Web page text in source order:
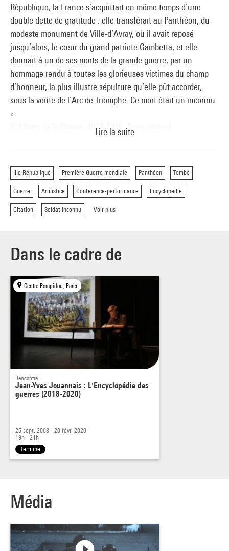
République, la France s’acquittait en même temps d’une
double dette de gratitude : elle transférait au Panthéon, du
modeste monument de Ville-d’Avray, où il avait reposé
jusqu’alors, le cœur du grand patriote Gambetta, et elle
donnait à un de ses morts de la grande guerre, par un
hommage rendu à toutes les glorieuses victimes du champ
d’honneur, la plus illustre sépulture qu’elle pût accorder,
sous la voûte de l’Arc de Triomphe. Ce mort était un inconnu.
»
(L’Album de la Guerre, 1914-1919, Tome second,
Renseignements :
Christine Bolron :christine.bolron@centrepompidou.fr
Pour recevoir les annonces de nos soirées :
Christine Bolron :
paroleaucentre@centrepompidou.fr
Lire la suite
IIIe République Première Guerre mondiale Panthéon Tombe
Guerre Armistice Conférence-performance Encyclopédie
Citation Soldat inconnu Voir plus
Dans le cadre de
Centre Pompidou, Paris
Rencontre
Jean-Yves Jouannais : L'Encyclopédie des
guerres (2018-2020)
25 sept. 2008 - 20 févr. 2020
19h - 21h
Terminé
Média